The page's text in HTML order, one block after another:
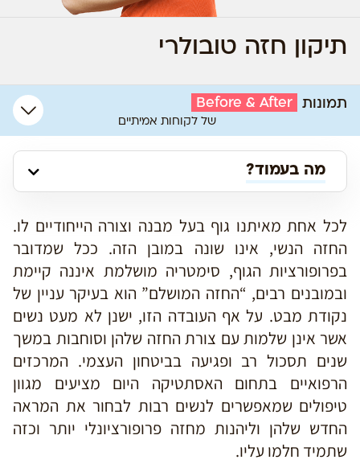
תיקון חזה טובולרי
תמונות Before & After
של לקוחות אמיתיים
מה בעמוד?
לכל אחת מאיתנו גוף בעל מבנה וצורה הייחודיים לו.
החזה הנשי, אינו שונה במובן הזה. ככל שמדובר
בפרופורציות הגוף, סימטריה מושלמת איננה קיימת
ובמובנים רבים, “החזה המושלם” הוא בעיקר עניין של
נקודת מבט. על אף העובדה הזו, ישנן לא מעט נשים
אשר אינן שלמות עם צורת החזה שלהן וסוחבות במשך
שנים תסכול רב ופגיעה בביטחון העצמי. המרכזים
הרפואיים בתחום האסתטיקה היום מציעים מגוון
טיפולים שמאפשרים לנשים רבות לבחור את המראה
החדש שלהן וליהנות מחזה פרופורציונלי יותר וכזה
שתמיד חלמו עליו.